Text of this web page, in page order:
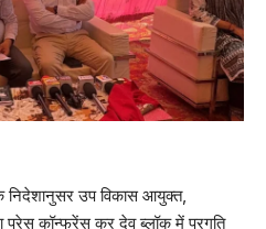
निदेशानुसर उप विकास आयुक्त,
प्रेस कॉन्फ्रेंस कर देव ब्लॉक में प्रगति